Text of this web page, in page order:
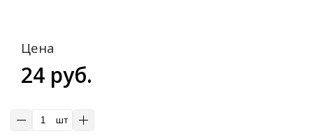
Цена
24 руб.
шт